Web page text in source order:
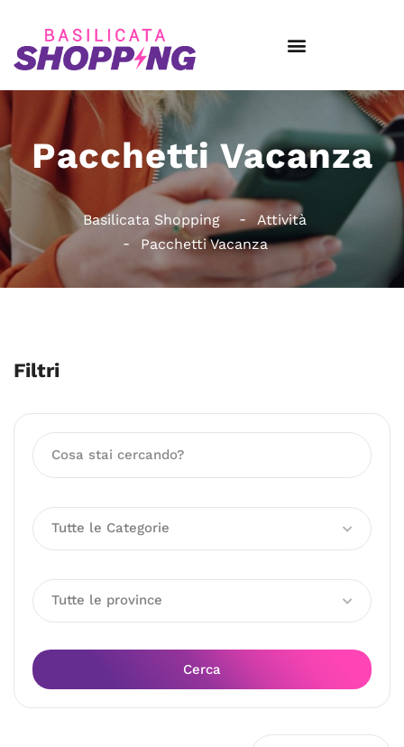
Pacchetti Vacanza
Basilicata Shopping
Attività
Pacchetti Vacanza
Filtri
Tutte le Categorie
Tutte le province
Cerca